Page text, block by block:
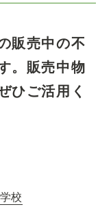
販売中の不
販売中物
ひご活用く
校